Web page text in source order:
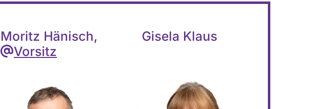
Moritz Hänisch,
@Vorsitz
Gisela Klaus